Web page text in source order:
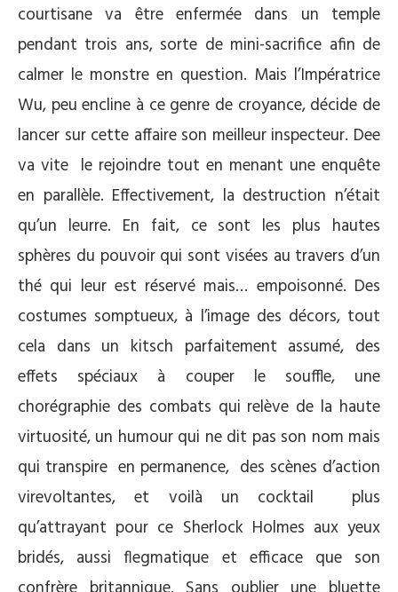
courtisane va être enfermée dans un temple
pendant trois ans, sorte de mini-sacrifice afin de
calmer le monstre en question. Mais l’Impératrice
Wu, peu encline à ce genre de croyance, décide de
lancer sur cette affaire son meilleur inspecteur. Dee
va vite le rejoindre tout en menant une enquête
en parallèle. Effectivement, la destruction n’était
qu’un leurre. En fait, ce sont les plus hautes
sphères du pouvoir qui sont visées au travers d’un
thé qui leur est réservé mais… empoisonné. Des
costumes somptueux, à l’image des décors, tout
cela dans un kitsch parfaitement assumé, des
effets spéciaux à couper le souffle, une
chorégraphie des combats qui relève de la haute
virtuosité, un humour qui ne dit pas son nom mais
qui transpire en permanence, des scènes d’action
virevoltantes, et voilà un cocktail plus
qu’attrayant pour ce Sherlock Holmes aux yeux
bridés, aussi flegmatique et efficace que son